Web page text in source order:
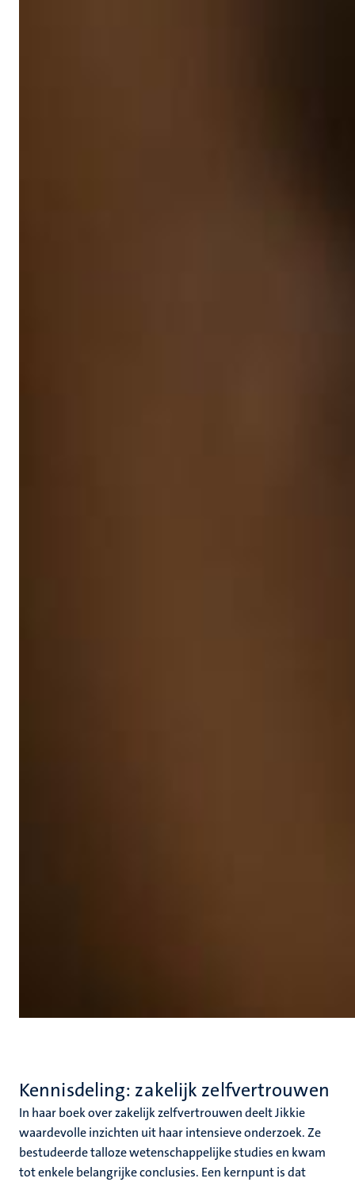
Kennisdeling: zakelijk zelfvertrouwen
In haar boek over zakelijk zelfvertrouwen deelt Jikkie
waardevolle inzichten uit haar intensieve onderzoek. Ze
bestudeerde talloze wetenschappelijke studies en kwam
tot enkele belangrijke conclusies. Een kernpunt is dat